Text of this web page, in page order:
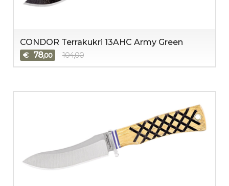
CONDOR Terrakukri 13AHC Army Green
€ 78,00 104,00